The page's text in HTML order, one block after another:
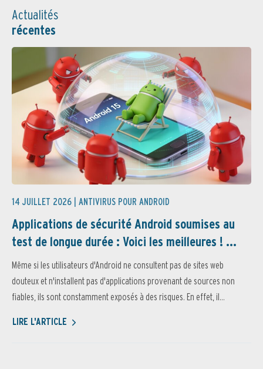
Actualités
récentes
14 JUILLET 2026 | ANTIVIRUS POUR ANDROID
Applications de sécurité Android soumises au
test de longue durée : Voici les meilleures ! ...
Même si les utilisateurs d'Android ne consultent pas de sites web
douteux et n'installent pas d'applications provenant de sources non
fiables, ils sont constamment exposés à des risques. En effet, il...
LIRE L'ARTICLE